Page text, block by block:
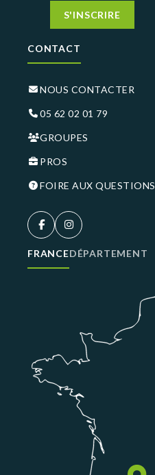
S'INSCRIRE
CONTACT
NOUS CONTACTER
05 62 02 01 79
GROUPES
PROS
FOIRE AUX QUESTIONS
FRANCEDÉPARTEMENT